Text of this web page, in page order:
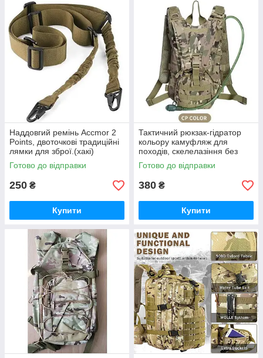
Наддовгий ремінь Accmor 2
Points, двоточкові традиційні
лямки для зброї.(хакі)
Готово до відправки
250 ₴
Купити
Тактичний рюкзак-гідратор
кольору камуфляж для
походів, скелелазіння без
гідратора.
Готово до відправки
380 ₴
Купити